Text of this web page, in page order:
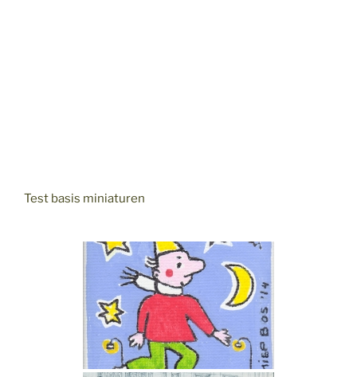
Test basis miniaturen